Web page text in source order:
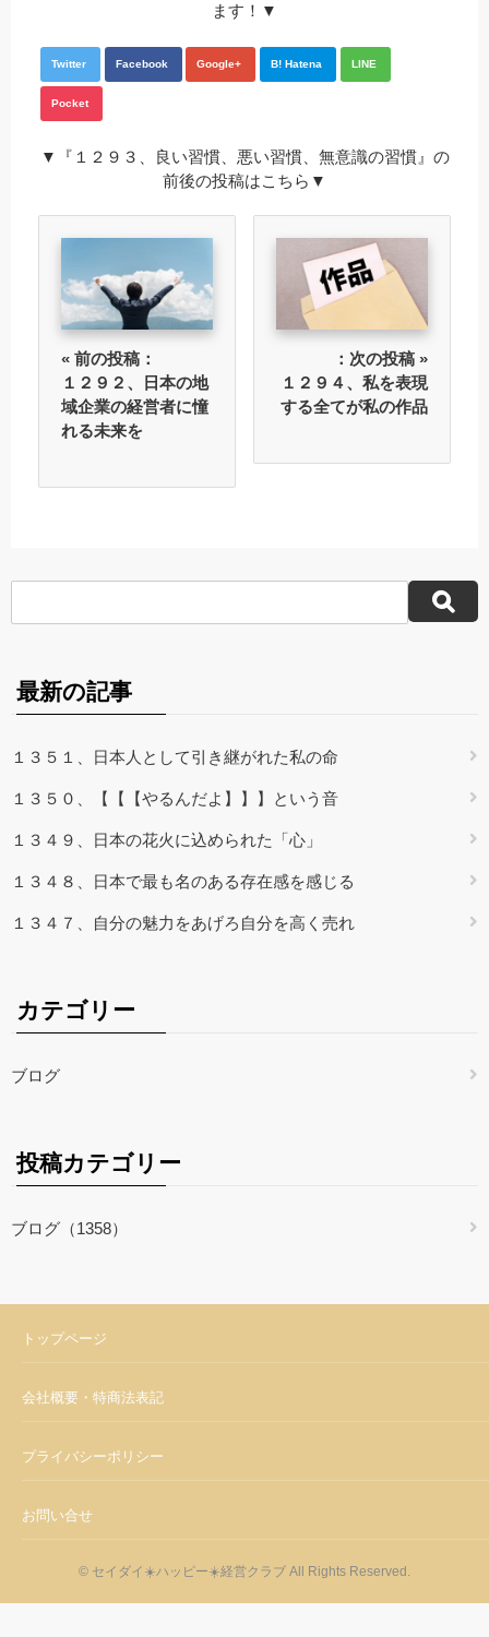
ます！▼
Twitter Facebook Google+ B! Hatena LINE
Pocket
▼『１２９３、良い習慣、悪い習慣、無意識の習慣』の
前後の投稿はこちら▼
« 前の投稿：
１２９２、日本の地
域企業の経営者に憧
れる未来を
：次の投稿 »
１２９４、私を表現
する全てが私の作品
最新の記事
１３５１、日本人として引き継がれた私の命
１３５０、【【【やるんだよ】】】という音
１３４９、日本の花火に込められた「心」
１３４８、日本で最も名のある存在感を感じる
１３４７、自分の魅力をあげろ自分を高く売れ
カテゴリー
ブログ
投稿カテゴリー
ブログ（1358）
トップページ
会社概要・特商法表記
プライバシーポリシー
お問い合せ
© セイダイ☀️ハッピー☀️経営クラブ All Rights Reserved.